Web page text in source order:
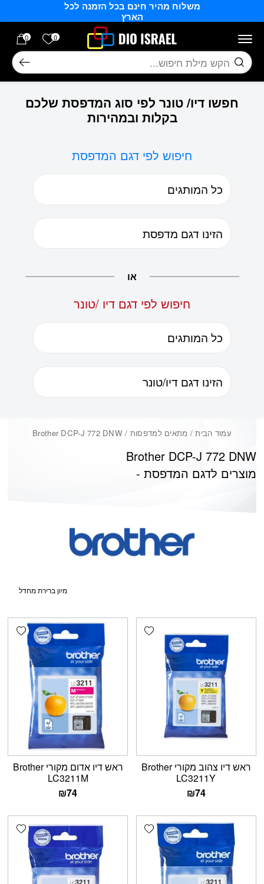
משלוח מהיר חינם בכל הזמנה לכל
הארץ
0 הרשימה
0
חיפוש
חפשו דיו/ טונר לפי סוג המדפסת שלכם
בקלות ובמהירות
חיפוש לפי דגם המדפסת
או
חיפוש לפי דגם דיו /טונר
עמוד הבית/ מתאים למדפסות / Brother DCP-J 772 DNW
Brother DCP-J 772 DNW
מוצרים לדגם המדפסת -
Add wishlist
ראש דיו צהוב מקורי Brother
LC3211Y
₪74
ראש דיו אדום מקורי Brother
LC3211M
₪74
Add wishlist